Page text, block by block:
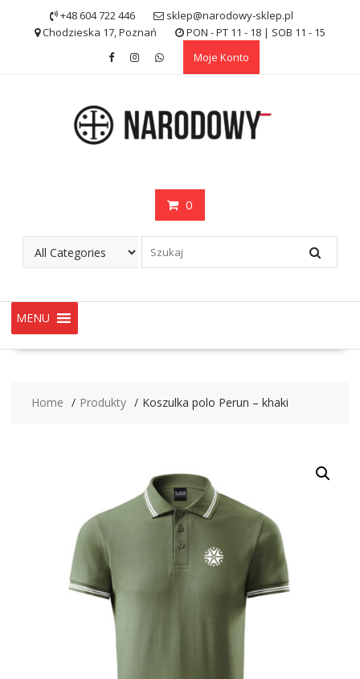
+48 604 722 446
sklep@narodowy-sklep.pl
Chodzieska 17, Poznań
PON - PT 11 - 18 | SOB 11 - 15
Moje Konto
0
MENU
Home Produkty Koszulka polo Perun – khaki